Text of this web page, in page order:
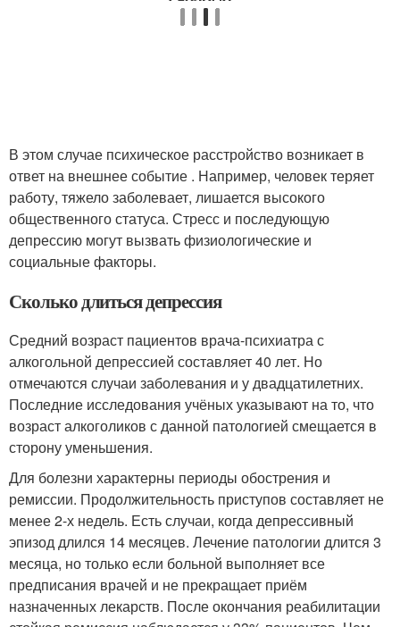
В этом случае психическое расстройство возникает в
ответ на внешнее событие . Например, человек теряет
работу, тяжело заболевает, лишается высокого
общественного статуса. Стресс и последующую
депрессию могут вызвать физиологические и
социальные факторы.
Сколько длиться депрессия
Средний возраст пациентов врача-психиатра с
алкогольной депрессией составляет 40 лет. Но
отмечаются случаи заболевания и у двадцатилетних.
Последние исследования учёных указывают на то, что
возраст алкоголиков с данной патологией смещается в
сторону уменьшения.
Для болезни характерны периоды обострения и
ремиссии. Продолжительность приступов составляет не
менее 2-х недель. Есть случаи, когда депрессивный
эпизод длился 14 месяцев. Лечение патологии длится 3
месяца, но только если больной выполняет все
предписания врачей и не прекращает приём
назначенных лекарств. После окончания реабилитации